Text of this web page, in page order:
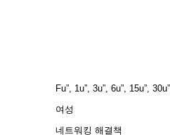
Fu”, 1u”, 3u”, 6u”, 15u”,
여성
네트워킹 해결책